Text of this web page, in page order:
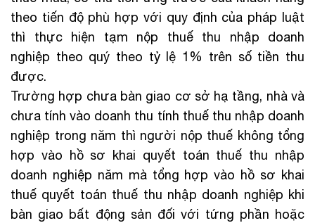
theo tiến độ phù hợp với quy định của pháp luật
thì thực hiện tạm nộp thuế thu nhập doanh
nghiệp theo quý theo tỷ lệ 1% trên số tiền thu
được.
Trường hợp chưa bàn giao cơ sở hạ tầng, nhà và
chưa tính vào doanh thu tính thuế thu nhập doanh
nghiệp trong năm thì người nộp thuế không tổng
hợp vào hồ sơ khai quyết toán thuế thu nhập
doanh nghiệp năm mà tổng hợp vào hồ sơ khai
thuế quyết toán thuế thu nhập doanh nghiệp khi
bàn giao bất động sản đối với tứng phần hoặc